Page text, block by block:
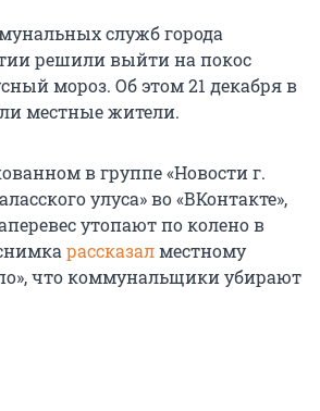
служб города
решили выйти на покос
мороз. Об этом 21 декабря в
местные жители.
в группе «Новости г.
улуса» во «ВКонтакте»,
утопают по колено в
рассказалместному
что коммунальщики убирают